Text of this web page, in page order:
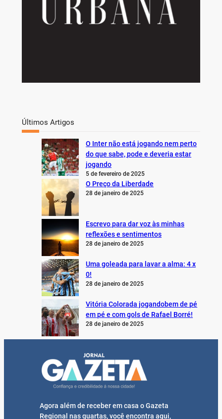
Últimos Artigos
O Inter não está jogando nem perto
do que sabe, pode e deveria estar
jogando
5 de fevereiro de 2025
O Preço da Liberdade
28 de janeiro de 2025
Escrevo para dar voz às minhas
reflexões e sentimentos
28 de janeiro de 2025
Uma goleada para lavar a alma: 4 x
0!
28 de janeiro de 2025
Vitória Colorada jogandobem de pé
em pé e com gols de Rafael Borré!
28 de janeiro de 2025
Agora além de receber em casa o Gazeta
Regional nas quartas, você encontra aqui,